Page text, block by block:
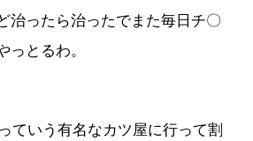
治ったら治ったでまた毎日チ〇
っとるわ。
ていう有名なカツ屋に行って割